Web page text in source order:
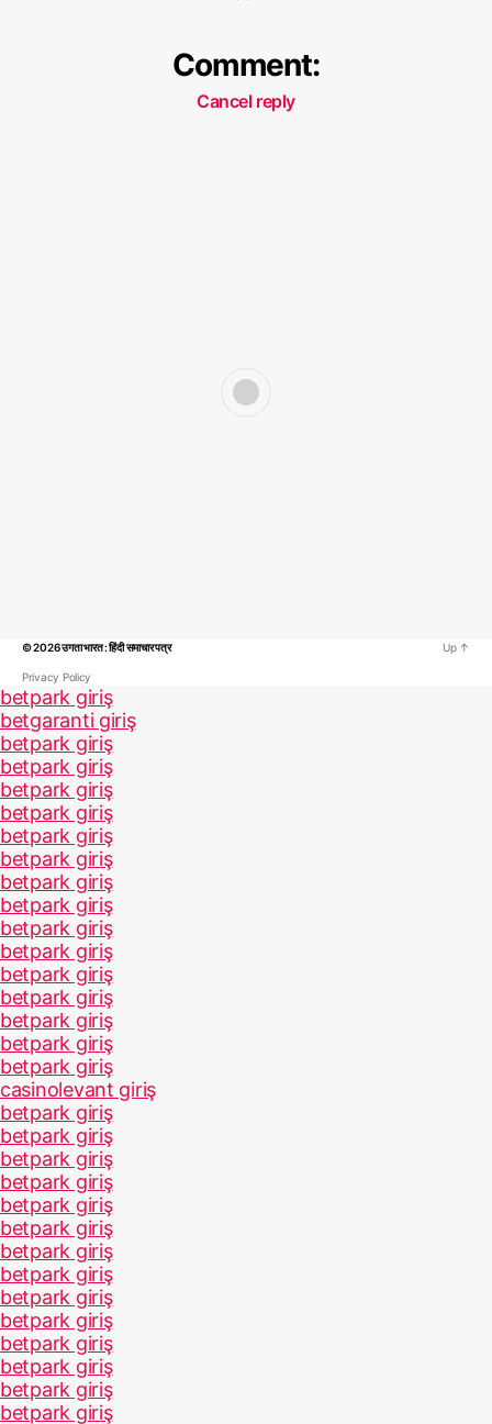
Comment:
Cancel reply
© 2026उगता भारत : हिंदी समाचार पत्र
Privacy Policy
Up ↑
betpark giriş
betgaranti giriş
betpark giriş
betpark giriş
betpark giriş
betpark giriş
betpark giriş
betpark giriş
betpark giriş
betpark giriş
betpark giriş
betpark giriş
betpark giriş
betpark giriş
betpark giriş
betpark giriş
betpark giriş
casinolevant giriş
betpark giriş
betpark giriş
betpark giriş
betpark giriş
betpark giriş
betpark giriş
betpark giriş
betpark giriş
betpark giriş
betpark giriş
betpark giriş
betpark giriş
betpark giriş
betpark giriş